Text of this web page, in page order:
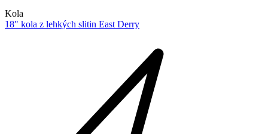
Kola
18" kola z lehkých slitin East Derry